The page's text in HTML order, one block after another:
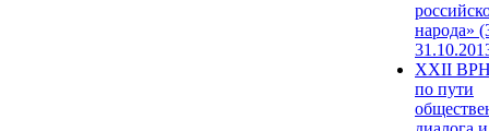
народа»
XXII
по пути